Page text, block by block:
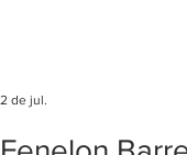
dos eventos climáticos
Estado de São Paulo. A
2 de jul.